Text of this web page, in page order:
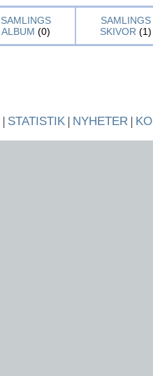
SAMLINGS
ALBUM (0)
SAMLINGS
SKIVOR (1)
| STATISTIK| NYHETER|